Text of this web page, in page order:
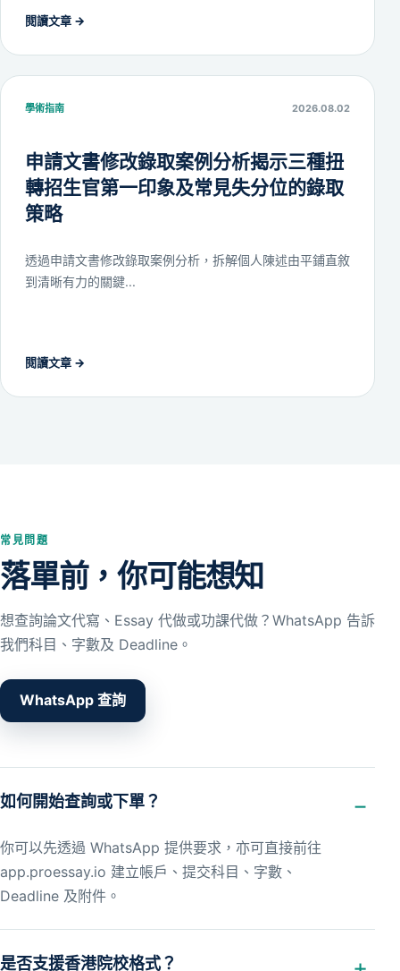
閱讀文章 →
學術指南 2026.08.02
申請文書修改錄取案例分析揭示三種扭
轉招生官第一印象及常見失分位的錄取
策略
透過申請文書修改錄取案例分析，拆解個人陳述由平鋪直敘
到清晰有力的關鍵...
閱讀文章 →
常見問題
落單前，你可能想知
想查詢論文代寫、Essay 代做或功課代做？WhatsApp 告訴
我們科目、字數及 Deadline。
WhatsApp 查詢
如何開始查詢或下單？
你可以先透過 WhatsApp 提供要求，亦可直接前往
app.proessay.io 建立帳戶、提交科目、字數、
Deadline 及附件。
是否支援香港院校格式？